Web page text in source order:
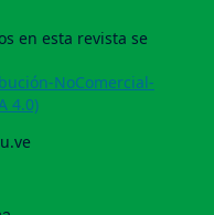
en esta revista se
NoComercial-
4.0)